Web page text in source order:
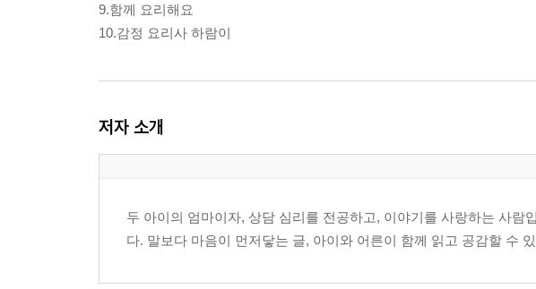
9.함께 요리해요
10.감정 요리사 하람이
저자 소개
두 아이의 엄마이자, 상담 심리를 전공하고, 이야기를 사랑하는 사
다. 말보다 마음이 먼저닿는 글, 아이와 어른이 함께 읽고 공감할 수